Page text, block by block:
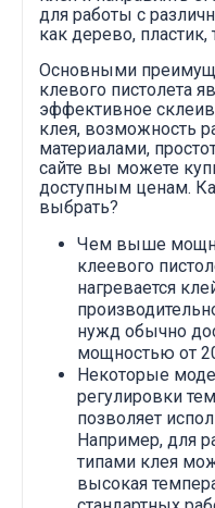
для работы с
как дерево,
Основными
клевого пистолета
эффективное
клея, возможность
материалами,
сайте вы можете
доступным ценам.
выбрать?
Чем выше
клеевого
нагревается
нужд обычно
мощностью от
Некоторые
регулировки
позволяет
Например, для
типами клея
высокая